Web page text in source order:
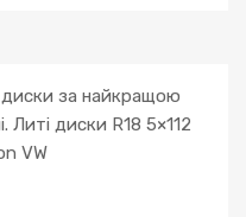
за найкращою
Литі диски R18 5×112
VW